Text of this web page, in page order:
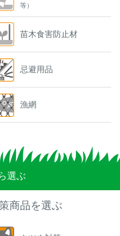
等）
苗木食害防止材
忌避用品
漁網
選ぶ
商品を選ぶ